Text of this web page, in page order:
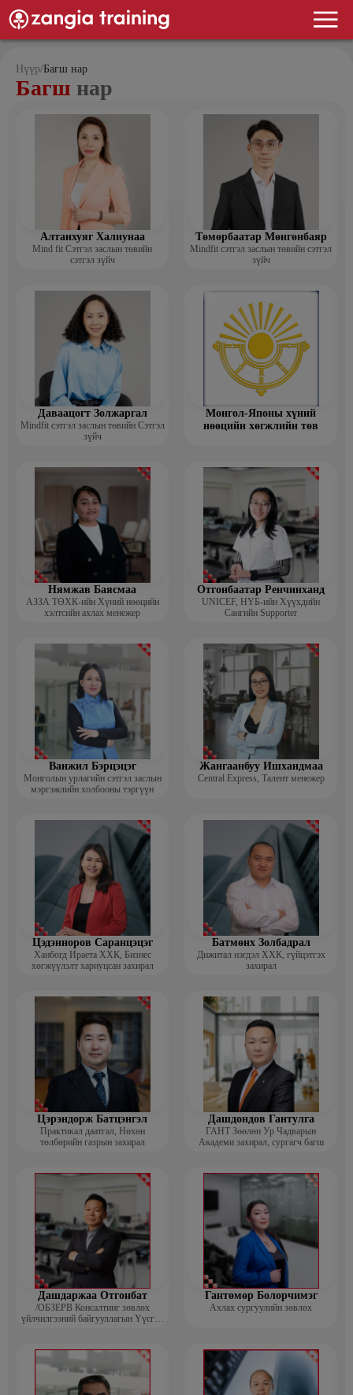
Нүүр/Багш нар
Багш нар
Алтанхуяг Халиунаа
Mind fit Сэтгэл заслын төвийн
сэтгэл зүйч
Төмөрбаатар Мөнгөнбаяр
Mindfit сэтгэл заслын төвийн сэтгэл
зүйч
Даваацогт Золжаргал
Mindfit сэтгэл заслын төвийн Сэтгэл
зүйч
Монгол-Японы хүний
нөөцийн хөгжлийн төв
Нямжав Баясмаа
АЗЗА ТӨХК-ийн Хүний нөөцийн
хэлтсийн ахлах менежер
Отгонбаатар Ренчинханд
UNIСЕF, НҮБ-ийн Хүүхдийн
Сангийн Supporter
Ванжил Бэрцэцэг
Монголын урлагийн сэтгэл заслын
мэргэжлийн холбооны тэргүүн
Жангаанбуу Ишхандмаа
Central Express, Талент менежер
Цэдэнноров Саранцэцэг
Ханбогд Ираета ХХК, Бизнес
хөгжүүлэлт хариуцсан захирал
Батмөнх Золбадрал
Дижитал нэгдэл ХХК, гүйцэтгэх
захирал
Цэрэндорж Батцэнгэл
Практикал даатгал, Нөхөн
төлбөрийн газрын захирал
Дашдондов Гантулга
ГАНТ Зөөлөн Ур Чадварын
Академи захирал, сургагч багш
Дашдаржаа Отгонбат
/ОБЗЕРВ Консалтинг зөвлөх
үйлчилгээний байгууллагын Үүсгэн
Гантөмөр Болорчимэг
Ахлах сургуулийн зөвлөх